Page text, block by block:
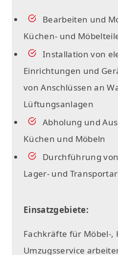
Bearbeiten und
Küchen- und
Installation von
Einrichtungen und
von Anschlüssen an
Lüftungsanlagen
Abholung und
Küchen und Möbeln
Durchführung
Lager- und
Einsatzgebiete:
Fachkräfte für Möbel-,
Umzugsservice